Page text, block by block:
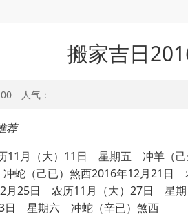
搬家吉日
人气：
荐
11月（大）11日 星期五 冲羊（
蛇（己已）煞西2016年12月21
12月25日 农历11月（大）27日
日 星期六 冲蛇（辛已）煞西